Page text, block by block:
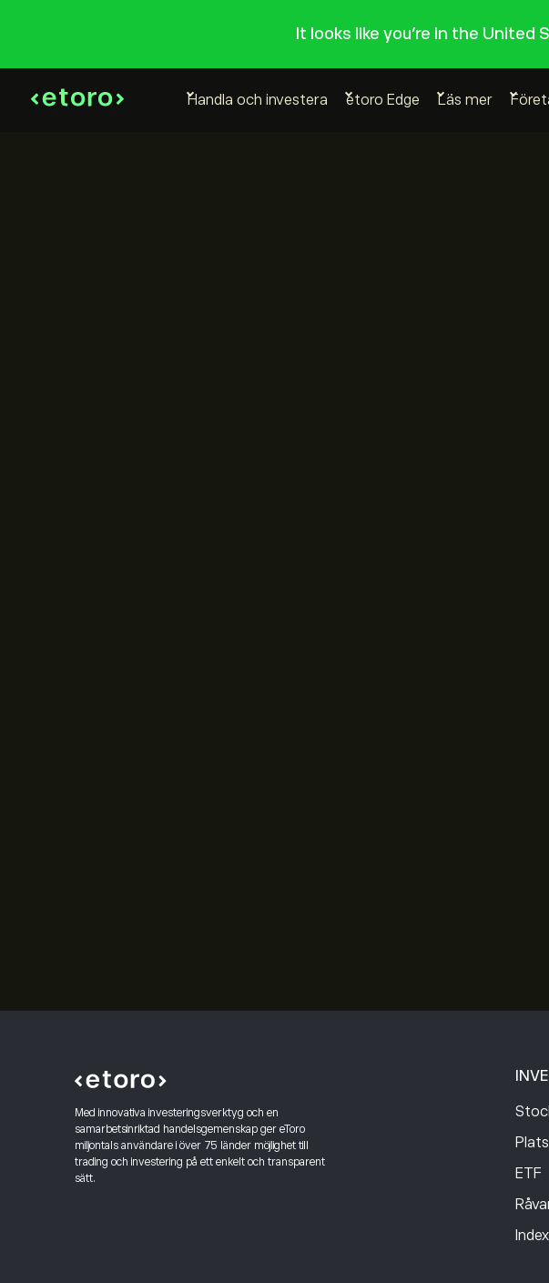
It looks like you're in the United
Handla och investera etoro Edge Läs mer
Med innovativa investeringsverktyg och en
samarbetsinriktad handelsgemenskap ger eToro
miljontals användare i över 75 länder möjlighet till
trading och investering på ett enkelt och transparent
sätt.
ETF
Index